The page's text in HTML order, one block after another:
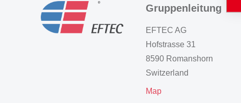
Gruppenleitung
EFTEC AG
Hofstrasse 31
8590 Romanshorn
Switzerland
Map